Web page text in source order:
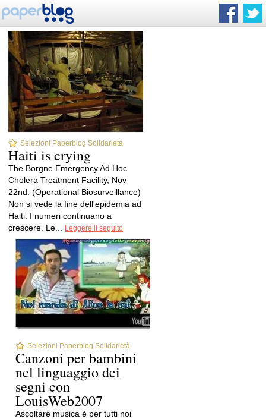
Selezioni Paperblog Solidarietà
Haiti is crying
The Borgne Emergency Ad Hoc
Cholera Treatment Facility, Nov
22nd. (Operational Biosurveillance)
Non si vede la fine dell'epidemia ad
Haiti. I numeri continuano a
crescere. Le...
Leggere il seguito
Selezioni Paperblog Solidarietà
Canzoni per bambini
nel linguaggio dei
segni con
LouisWeb2007
Ascoltare musica è per tutti noi